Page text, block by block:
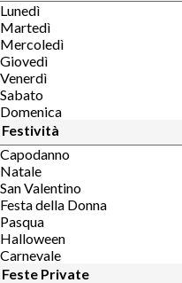
Lunedì
Martedì
Mercoledì
Giovedì
Venerdì
Sabato
Domenica
Festività
Capodanno
Natale
San Valentino
Festa della Donna
Pasqua
Halloween
Carnevale
Feste Private